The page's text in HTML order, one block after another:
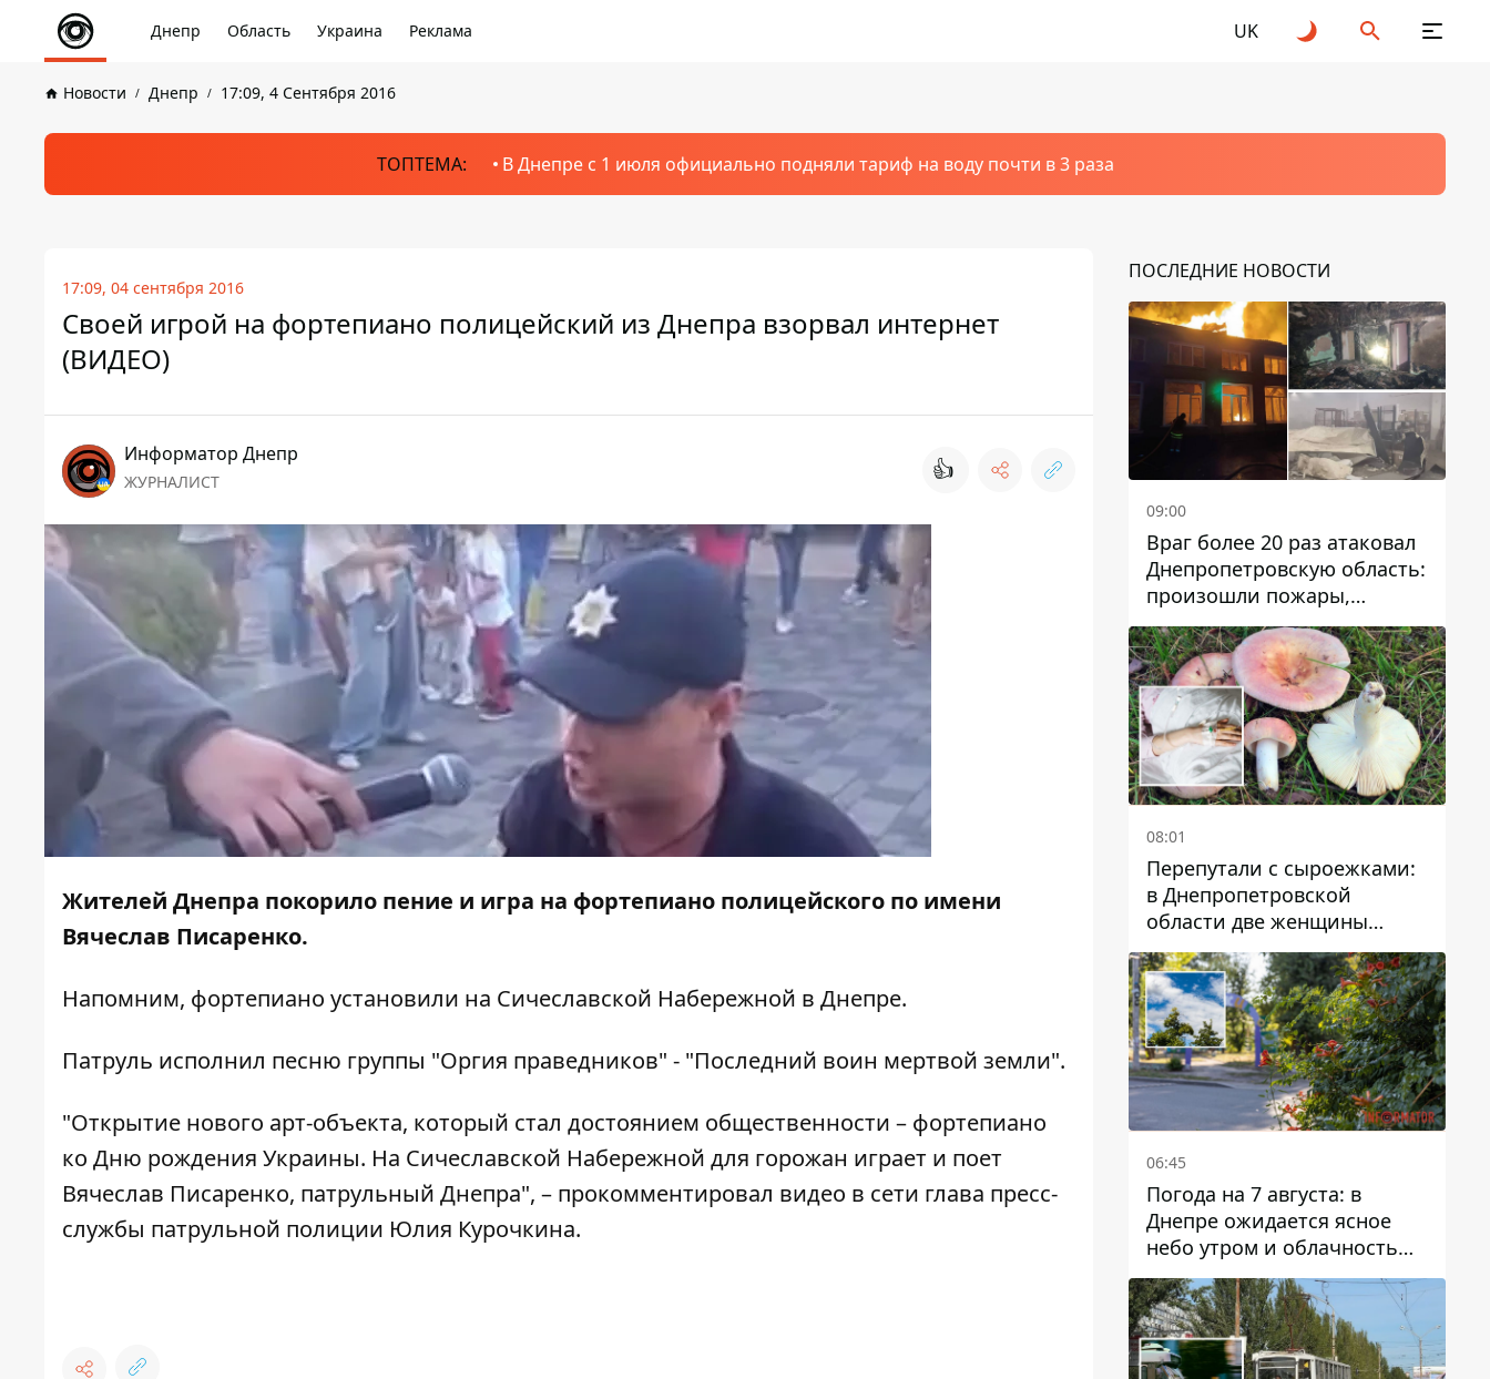
Днепр Область Украина Реклама UK
Новости Днепр 17:09, 4 Сентября 2016
ТОПТЕМА: В Днепре с 1 июля официально подняли тариф на воду почти в 3 раза
17:09, 04 сентября 2016
Своей игрой на фортепиано полицейский из Днепра взорвал интернет
(ВИДЕО)
Информатор Днепр
ЖУРНАЛИСТ 👍
Жителей Днепра покорило пение и игра на фортепиано полицейского по имени
Вячеслав Писаренко.
Напомним, фортепиано установили на Сичеславской Набережной в Днепре.
Патруль исполнил песню группы "Оргия праведников" - "Последний воин мертвой земли".
"Открытие нового арт-объекта, который стал достоянием общественности – фортепиано
ко Дню рождения Украины. На Сичеславской Набережной для горожан играет и поет
Вячеслав Писаренко, патрульный Днепра", – прокомментировал видео в сети глава пресс-
службы патрульной полиции Юлия Курочкина.
ПОСЛЕДНИЕ НОВОСТИ
09:00
Враг более 20 раз атаковал
Днепропетровскую область:
произошли пожары,
повреждены дома,
инфраструктура и авто
08:01
Перепутали с сыроежками:
в Днепропетровской
области две женщины
отравились грибами
06:45
Погода на 7 августа: в
Днепре ожидается ясное
небо утром и облачность
после обеда